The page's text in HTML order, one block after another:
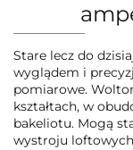
Stare lecz do
wyglądem i
pomiarowe.
kształtach, w
bakeliotu. Mogą
wystroju